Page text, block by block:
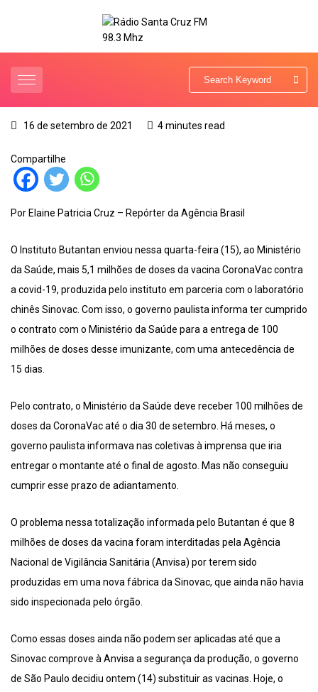
16 de setembro de 2021 4 minutes read
Compartilhe
Por Elaine Patricia Cruz – Repórter da Agência Brasil
O Instituto Butantan enviou nessa quarta-feira (15), ao Ministério
da Saúde, mais 5,1 milhões de doses da vacina CoronaVac contra
a covid-19, produzida pelo instituto em parceria com o laboratório
chinês Sinovac. Com isso, o governo paulista informa ter cumprido
o contrato com o Ministério da Saúde para a entrega de 100
milhões de doses desse imunizante, com uma antecedência de
15 dias.
Pelo contrato, o Ministério da Saúde deve receber 100 milhões de
doses da CoronaVac até o dia 30 de setembro. Há meses, o
governo paulista informava nas coletivas à imprensa que iria
entregar o montante até o final de agosto. Mas não conseguiu
cumprir esse prazo de adiantamento.
O problema nessa totalização informada pelo Butantan é que 8
milhões de doses da vacina foram interditadas pela Agência
Nacional de Vigilância Sanitária (Anvisa) por terem sido
produzidas em uma nova fábrica da Sinovac, que ainda não havia
sido inspecionada pelo órgão.
Como essas doses ainda não podem ser aplicadas até que a
Sinovac comprove à Anvisa a segurança da produção, o governo
de São Paulo decidiu ontem (14) substituir as vacinas. Hoje, o